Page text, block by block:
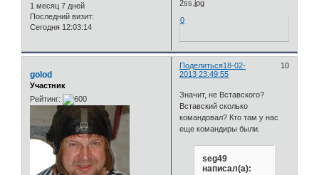
1 месяц 7 дней
Последний визит:
Сегодня 12:03:14
0
Поделиться 10
18-02-
2013 23:49:55
golod
Участник
Рейтинг:
Значит, не Вставского?
Вставский сколько
командовал? Кто там у нас
еще командиры были.
seg49
написал(а):